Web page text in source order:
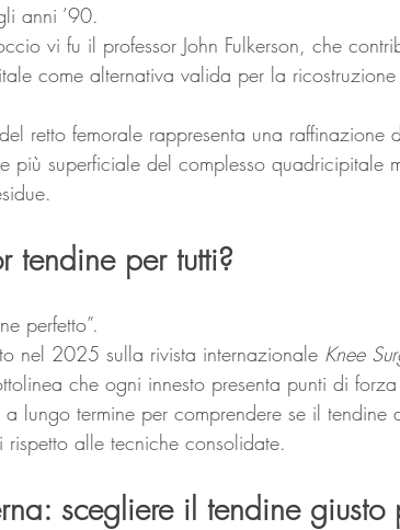
anni ’90.
vi fu il professor John Fulkerson, che
come alternativa valida per la
retto femorale rappresenta una raffinazione
più superficiale del complesso quadricipitale
tendine per tutti?
perfetto”.
nel 2025 sulla rivista internazionale Knee
che ogni innesto presenta punti di
lungo termine per comprendere se il tendine
rispetto alle tecniche consolidate.
scegliere il tendine giusto